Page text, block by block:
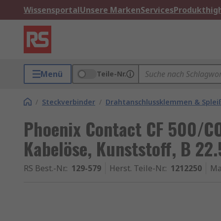
WissensportalUnsere MarkenServices
Menü Teile-Nr.
/ Steckverbinder / Drahtanschlussklemmen &
Phoenix Contact CF 500/
Kabelöse, Kunststoff, B
RS Best.-Nr.: 129-579 Herst. Teile-Nr.: 1212250